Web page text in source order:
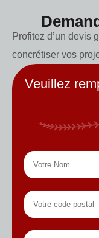
Profitez d’un devis
concrétiser vos
Veuillez